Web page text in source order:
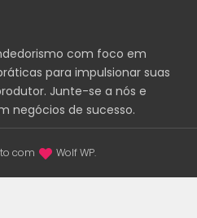
com foco em
para impulsionar suas
Junte-se a nós e
negócios de sucesso.
com Wolf WP.